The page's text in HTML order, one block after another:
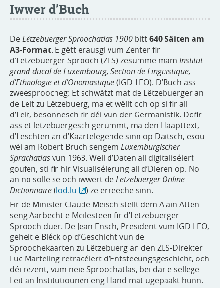
Iwwer d’Buch
DeLëtzebuerger Sproochatlas 1900 bitt640 Säiten am
A3-Format. E gëtt erausgi vum Zenter fir
d’Lëtzebuerger Sprooch (ZLS) zesumme mam Institut
grand-ducal de Luxembourg, Section de Linguistique,
d’Ethnologie et d’Onomastique(IGD-LEO). D’Buch ass
zweesproocheg: Et schwätzt mat de Lëtzebuerger an
de Leit zu Lëtzebuerg, ma et wëllt och op si fir all
d’Leit, besonnesch fir déi vun der Germanistik. Dofir
ass et lëtzebuergesch gerummt, ma den Haapttext,
d’Lëschten an d’Kaartelegende sinn op Däitsch, esou
wéi am Robert Bruch sengem Luxemburgischer
Sprachatlasvun 1963. Well d’Daten all digitaliséiert
goufen, sti fir hir Visualiséierung all d’Dieren op. No
an no solle se och iwwert deLëtzebuerger Online
Dictionnaire(lod.lu
) ze erreeche sinn.
Fir de Minister Claude Meisch stellt dem Alain Atten
seng Aarbecht e Meilesteen fir d’Lëtzebuerger
Sprooch duer. De Jean Ensch, President vum IGD-LEO,
geheit e Bléck op d’Geschicht vun de
Sproochekaarten zu Lëtzebuerg an den ZLS-Direkter
Luc Marteling retracéiert d’Entsteeungsgeschicht, och
déi rezent, vum neie Sproochatlas, bei där e sëllege
Leit an Institutiounen eng Hand mat ugepaakt hunn.